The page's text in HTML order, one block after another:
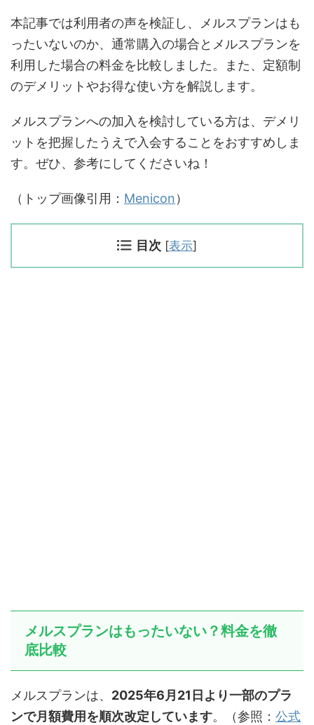
本記事では利用者の声を検証し、メルスプランはも
ったいないのか、通常購入の場合とメルスプランを
利用した場合の料金を比較しました。また、定額制
のデメリットやお得な使い方を解説します。
メルスプランへの加入を検討している方は、デメリ
ットを把握したうえで入会することをおすすめしま
す。ぜひ、参考にしてくださいね！
（トップ画像引用： Menicon）
目次 [表示]
メルスプランはもったいない？料金を徹
底比較
メルスプランは、 2025年6月21日より一部のプラ
ンで月額費用を順次改定しています。（参照： 公式